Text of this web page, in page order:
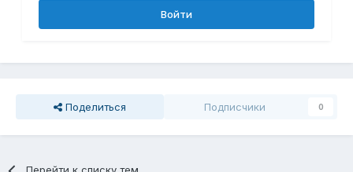
Войти
Поделиться Подписчики 0